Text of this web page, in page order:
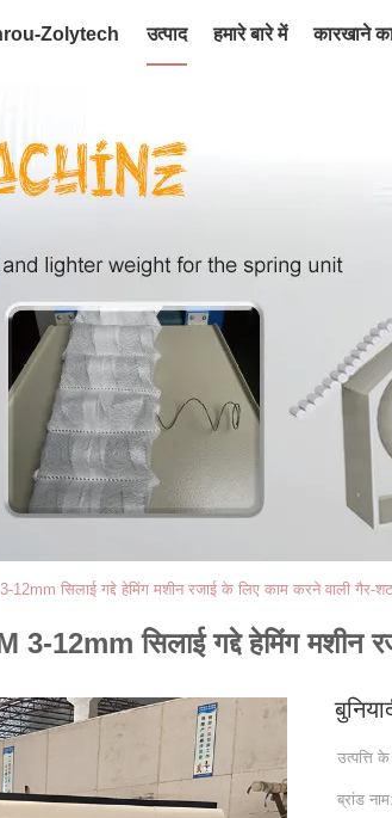
Zolytech उत्पाद हमारे बारे में कारखाने का
12mm सिलाई गद्दे हेमिंग मशीन रजाई के लिए काम करने वाली गैर-
3-12mm सिलाई गद्दे हेमिंग मशीन
उत्पत्ति
ब्रांड नाम: